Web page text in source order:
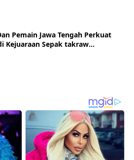
Pemain Jawa Tengah Perkuat
Kejuaraan Sepak takraw